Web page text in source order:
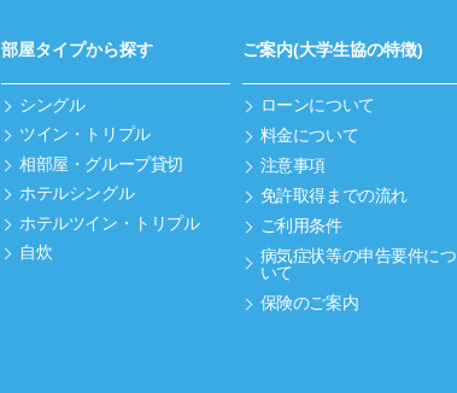
部屋タイプから探す
シングル
ツイン・トリプル
相部屋・グループ貸切
ホテルシングル
ホテルツイン・トリプル
自炊
ご案内(大学生協の特徴)
ローンについて
料金について
注意事項
免許取得までの流れ
ご利用条件
病気症状等の申告要件につ
いて
保険のご案内